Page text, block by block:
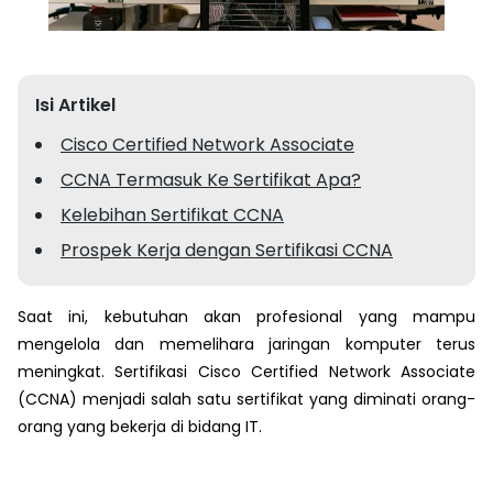
Isi Artikel
Cisco Certified Network Associate
CCNA Termasuk Ke Sertifikat Apa?
Kelebihan Sertifikat CCNA
Prospek Kerja dengan Sertifikasi CCNA
Saat ini, kebutuhan akan profesional yang mampu
mengelola dan memelihara jaringan komputer terus
meningkat. Sertifikasi Cisco Certified Network Associate
(CCNA) menjadi salah satu sertifikat yang diminati orang-
orang yang bekerja di bidang IT.